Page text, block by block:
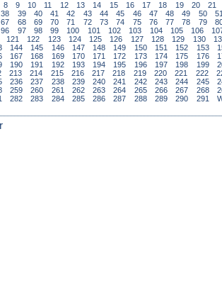
8 9 10 11 12 13 14 15 16 17 18 19 20 21
38 39 40 41 42 43 44 45 46 47 48 49 50 51
67 68 69 70 71 72 73 74 75 76 77 78 79
96 97 98 99 100 101 102 103 104 105 106
121 122 123 124 125 126 127 128 129 130
144 145 146 147 148 149 150 151 152 153
167 168 169 170 171 172 173 174 175 176
190 191 192 193 194 195 196 197 198 199
213 214 215 216 217 218 219 220 221 222
236 237 238 239 240 241 242 243 244 245
259 260 261 262 263 264 265 266 267 268
282 283 284 285 286 287 288 289 290 291